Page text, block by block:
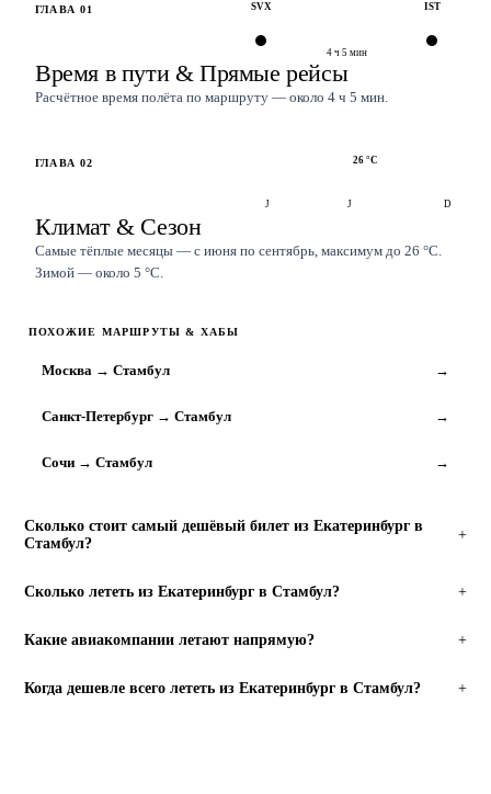
ГЛАВА 01 SVX IST
4 ч 5 мин
Время в пути & Прямые рейсы
Расчётное время полёта по маршруту — около 4 ч 5 мин.
ГЛАВА 02 26°C
J J D
Климат & Сезон
Самые тёплые месяцы — с июня по сентябрь, максимум до 26 °C.
Зимой — около 5 °C.
ПОХОЖИЕ МАРШРУТЫ & ХАБЫ
Москва → Стамбул →
Санкт-Петербург → Стамбул →
Сочи → Стамбул →
Сколько стоит самый дешёвый билет из Екатеринбург в
Стамбул?
+
Сколько лететь из Екатеринбург в Стамбул? +
Какие авиакомпании летают напрямую? +
Когда дешевле всего лететь из Екатеринбург в Стамбул? +